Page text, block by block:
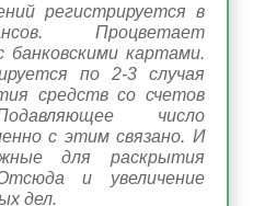
регистрируется в
Процветает
банковскими картами.
по 2-3 случая
средств со счетов
число
с этим связано. И
для раскрытия
и увеличение
дел.